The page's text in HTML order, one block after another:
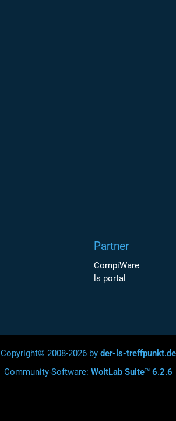
Partner
CompiWare
ls portal
Copyright© 2008-2026 by der-ls-treffpunkt.de
Community-Software: WoltLab Suite™ 6.2.6